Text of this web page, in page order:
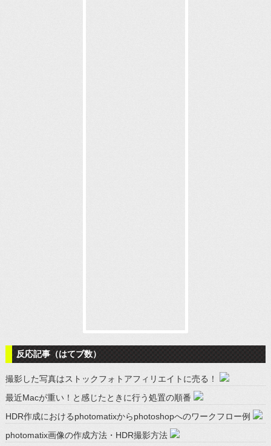
反応記事（はてブ数）
撮影した写真はストックフォトアフィリエイトに売る！
最近Macが重い！と感じたときに行う処置の順番
HDR作成におけるphotomatixからphotoshopへのワークフロー例
photomatix画像の作成方法・HDR撮影方法